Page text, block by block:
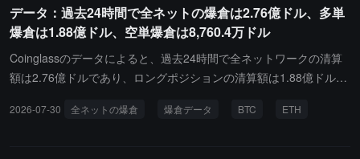
のショートポジションの清算額は1,605.84万ドルです。さらに、最
近24時間で、世界中で77,192人が清算され、最大の単一清算はHyp
erliquid - XYZ:SKHX-USDで発生し、その価値は446.57万ドルで
す。
データ：過去24時間で全ネットの爆倉は2.76億ドル、多単
爆倉は1.88億ドル、空単爆倉は8,760.4万ドル
Coinglassのデータによると、過去24時間で全ネットワークの清算
額は2.76億ドルであり、ロングポジションの清算額は1.88億ドル、
ットコインのロングポジションの清算額は2,777.94万ドル、ビット
2026-07-30 全ネットの爆倉 爆倉データ BTC ETH